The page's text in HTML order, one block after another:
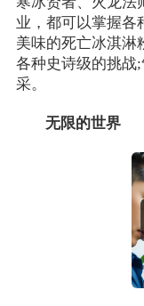
业，都可以掌握
美味的死亡冰淇淋
各种史诗级的挑战
采。
无限的世界